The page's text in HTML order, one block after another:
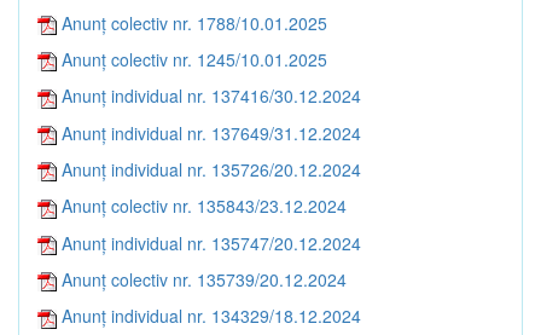
Anunț colectiv nr. 1788/10.01.2025
Anunț colectiv nr. 1245/10.01.2025
Anunț individual nr. 137416/30.12.2024
Anunț individual nr. 137649/31.12.2024
Anunț individual nr. 135726/20.12.2024
Anunț colectiv nr. 135843/23.12.2024
Anunț individual nr. 135747/20.12.2024
Anunț colectiv nr. 135739/20.12.2024
Anunț individual nr. 134329/18.12.2024